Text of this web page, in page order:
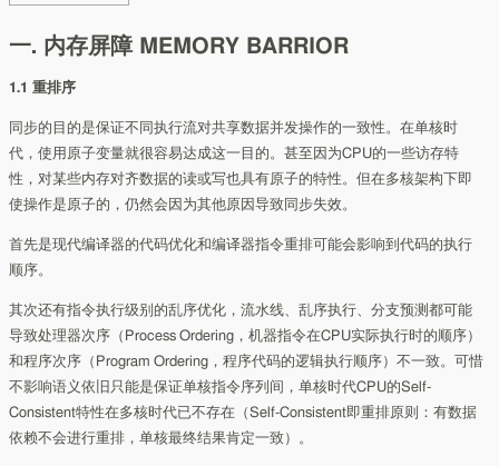
一. 内存屏障 MEMORY BARRIOR
1.1 重排序
同步的目的是保证不同执行流对共享数据并发操作的一致性。在单核时
代，使用原子变量就很容易达成这一目的。甚至因为CPU的一些访存特
性，对某些内存对齐数据的读或写也具有原子的特性。但在多核架构下即
使操作是原子的，仍然会因为其他原因导致同步失效。
首先是现代编译器的代码优化和编译器指令重排可能会影响到代码的执行
顺序。
其次还有指令执行级别的乱序优化，流水线、乱序执行、分支预测都可能
导致处理器次序（Process Ordering，机器指令在CPU实际执行时的顺序）
和程序次序（Program Ordering，程序代码的逻辑执行顺序）不一致。可惜
不影响语义依旧只能是保证单核指令序列间，单核时代CPU的Self-
Consistent特性在多核时代已不存在（Self-Consistent即重排原则：有数据
依赖不会进行重排，单核最终结果肯定一致）。